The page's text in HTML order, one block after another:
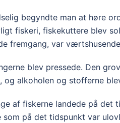
begyndte man at høre
fiskeri, fiskekuttere blev
fremgang, var
blev pressede. Den
og alkoholen og stofferne
af fiskerne landede på det
som på det tidspunkt var